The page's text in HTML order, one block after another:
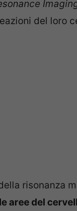
del loro
risonanza
le aree del